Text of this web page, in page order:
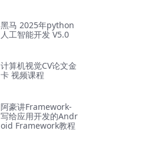
黑马 2025年python
人工智能开发 V5.0
计算机视觉CV论文金
卡 视频课程
阿豪讲Framework-
写给应用开发的Andr
oid Framework教程